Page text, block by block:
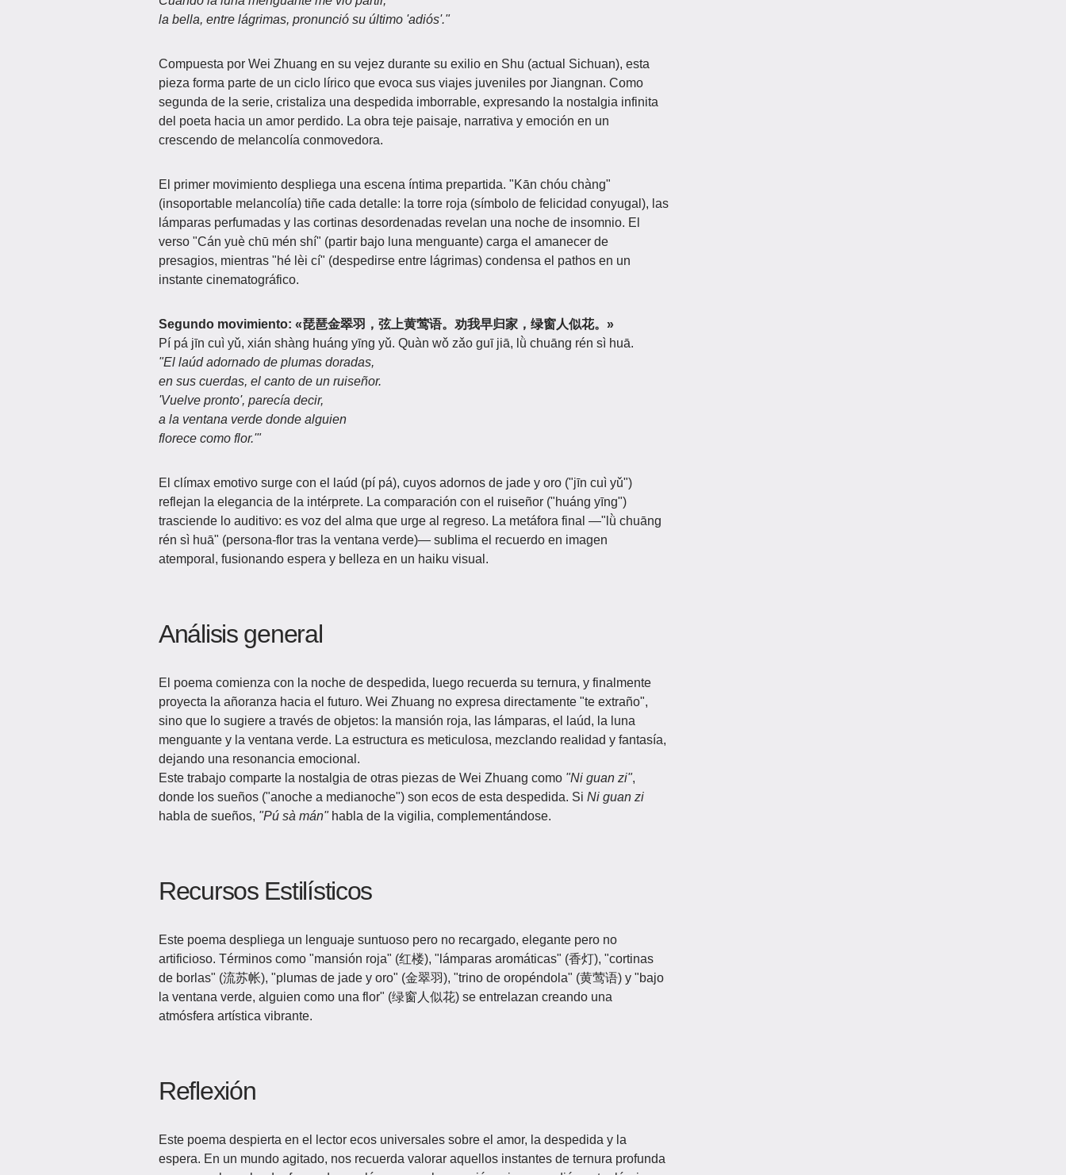
la bella, entre lágrimas, pronunció su último 'adiós'."
Compuesta por Wei Zhuang en su vejez durante su exilio en Shu (actual Sichuan), esta
pieza forma parte de un ciclo lírico que evoca sus viajes juveniles por Jiangnan. Como
segunda de la serie, cristaliza una despedida imborrable, expresando la nostalgia infinita
del poeta hacia un amor perdido. La obra teje paisaje, narrativa y emoción en un
crescendo de melancolía conmovedora.
El primer movimiento despliega una escena íntima prepartida. "Kān chóu chàng"
(insoportable melancolía) tiñe cada detalle: la torre roja (símbolo de felicidad conyugal), las
lámparas perfumadas y las cortinas desordenadas revelan una noche de insomnio. El
verso "Cán yuè chū mén shí" (partir bajo luna menguante) carga el amanecer de
presagios, mientras "hé lèi cí" (despedirse entre lágrimas) condensa el pathos en un
instante cinematográfico.
Segundo movimiento: «琵琶金翠羽，弦上黄莺语。劝我早归家，绿窗人似花。»
Pí pá jīn cuì yǔ, xián shàng huáng yīng yǔ. Quàn wǒ zǎo guī jiā, lǜ chuāng rén sì huā.
"El laúd adornado de plumas doradas,
en sus cuerdas, el canto de un ruiseñor.
'Vuelve pronto', parecía decir,
a la ventana verde donde alguien
florece como flor.'"
El clímax emotivo surge con el laúd (pí pá), cuyos adornos de jade y oro ("jīn cuì yǔ")
reflejan la elegancia de la intérprete. La comparación con el ruiseñor ("huáng yīng")
trasciende lo auditivo: es voz del alma que urge al regreso. La metáfora final —"lǜ chuāng
rén sì huā" (persona-flor tras la ventana verde)— sublima el recuerdo en imagen
atemporal, fusionando espera y belleza en un haiku visual.
Análisis general
El poema comienza con la noche de despedida, luego recuerda su ternura, y finalmente
proyecta la añoranza hacia el futuro. Wei Zhuang no expresa directamente "te extraño",
sino que lo sugiere a través de objetos: la mansión roja, las lámparas, el laúd, la luna
menguante y la ventana verde. La estructura es meticulosa, mezclando realidad y fantasía,
dejando una resonancia emocional.
Este trabajo comparte la nostalgia de otras piezas de Wei Zhuang como "Ni guan zi",
donde los sueños ("anoche a medianoche") son ecos de esta despedida. Si Ni guan zi
habla de sueños, "Pú sà mán"habla de la vigilia, complementándose.
Recursos Estilísticos
Este poema despliega un lenguaje suntuoso pero no recargado, elegante pero no
artificioso. Términos como "mansión roja" (红楼), "lámparas aromáticas" (香灯), "cortinas
de borlas" (流苏帐), "plumas de jade y oro" (金翠羽), "trino de oropéndola" (黄莺语) y "bajo
la ventana verde, alguien como una flor" (绿窗人似花) se entrelazan creando una
atmósfera artística vibrante.
Reflexión
Este poema despierta en el lector ecos universales sobre el amor, la despedida y la
espera. En un mundo agitado, nos recuerda valorar aquellos instantes de ternura profunda